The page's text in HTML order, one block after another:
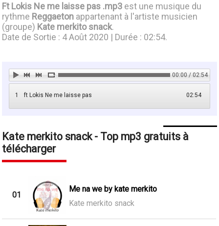
Ft Lokis Ne me laisse pas .mp3 est une musique du
rythme Reggaeton appartenant à l'artiste musicien
(groupe) Kate merkito snack.
Date de Sortie : 4 Août 2020 | Durée : 02:54.
00:00 / 02:54
1 02:54
ft Lokis Ne me laisse pas
Kate merkito snack - Top mp3 gratuits à
télécharger
01
Me na we by kate merkito
Kate merkito snack